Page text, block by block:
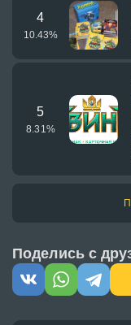
4
10.43%
5
8.31 %
Поделись с